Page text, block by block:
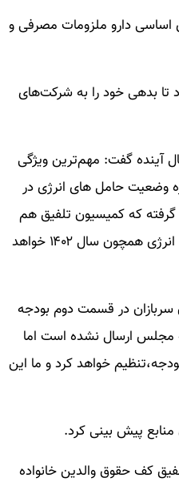
اساسی دارو ملزومات مصرفی و
بدهی خود را به شرکت‌های
آینده گفت: مهم‌ترین ویژگی
وضعیت حامل های انرژی در
گرفته که کمیسیون تلفیق هم
عینا آن را مصوب کرد و این بدین معناست که قیمت بنزین، گازوئیل و دیگر فرآورده‌های انرژی همچون سال ۱۴۰۲ خواهد
سربازان در قسمت دوم بودجه
بودجه به مجلس ارسال نشده است اما
خواهد کرد و ما این
کف حقوق والدین خانواده